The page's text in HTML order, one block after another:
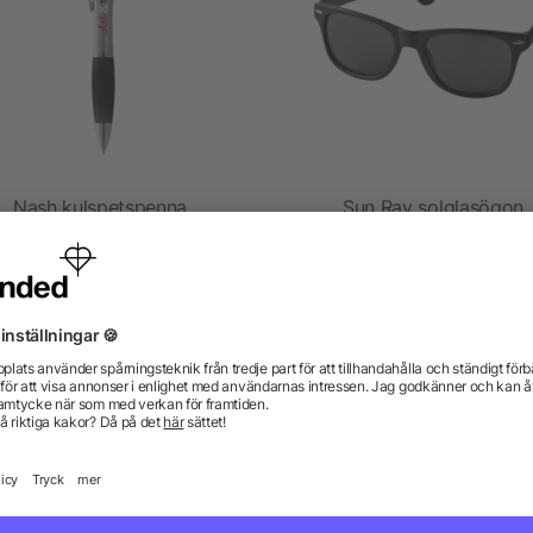
Nash kulspetspenna Sun Ray solglasögon
Vi har svaren.